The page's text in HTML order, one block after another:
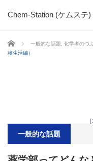
Chem-Station (ケムステ)
ホーム 一般的な話題 化学者のつ
校生活編）
[
一般的な話題